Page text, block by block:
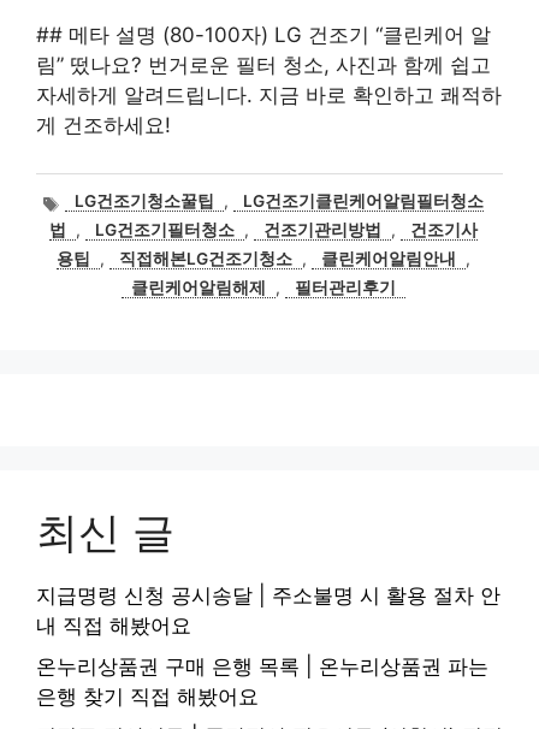
## 메타 설명 (80-100자) LG 건조기 “클린케어 알
림” 떴나요? 번거로운 필터 청소, 사진과 함께 쉽고
자세하게 알려드립니다. 지금 바로 확인하고 쾌적하
게 건조하세요!
태
그
LG건조기청소꿀팁 ,
LG건조기클린케어알림필터청소
법
, LG건조기필터청소 , 건조기관리방법 ,
건조기사
용팁
, 직접해본LG건조기청소 , 클린케어알림안내
,
클린케어알림해제
, 필터관리후기
최신 글
지급명령 신청 공시송달 | 주소불명 시 활용 절차 안
내 직접 해봤어요
온누리상품권 구매 은행 목록 | 온누리상품권 파는
은행 찾기 직접 해봤어요